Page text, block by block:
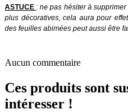
ASTUCE : ne pas hésiter à
plus décoratives, cela aura pour
des feuilles abimées peut aussi être
Aucun commentaire
Ces produits sont
intéresser !